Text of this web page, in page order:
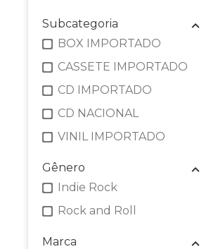
Subcategoria
BOX IMPORTADO
CASSETE IMPORTADO
CD IMPORTADO
CD NACIONAL
VINIL IMPORTADO
Gênero
Indie Rock
Rock and Roll
Marca